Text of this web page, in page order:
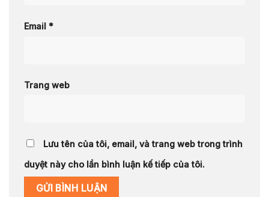
Email *
Trang web
Lưu tên của tôi, email, và trang web trong trình
duyệt này cho lần bình luận kế tiếp của tôi.